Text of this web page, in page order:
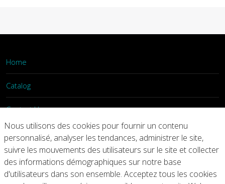
Home
Catalog
Contact Us
Home Catalog Contact Us
Nous utilisons des cookies pour fournir un contenu
personnalisé, analyser les tendances, administrer le site,
suivre les mouvements des utilisateurs sur le site et collecter
des informations démographiques sur notre base
d'utilisateurs dans son ensemble. Acceptez tous les cookies